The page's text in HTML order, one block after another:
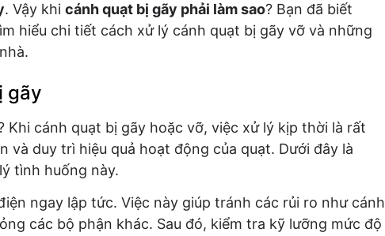
. Vậy khi cánh quạt bị gãy phải làm sao? Bạn đã biết
hiểu chi tiết cách xử lý cánh quạt bị gãy vỡ và những
gãy
Khi cánh quạt bị gãy hoặc vỡ, việc xử lý kịp thời là rất
và duy trì hiệu quả hoạt động của quạt. Dưới đây là
tình huống này.
ngay lập tức. Việc này giúp tránh các rủi ro như cánh
các bộ phận khác. Sau đó, kiểm tra kỹ lưỡng mức độ